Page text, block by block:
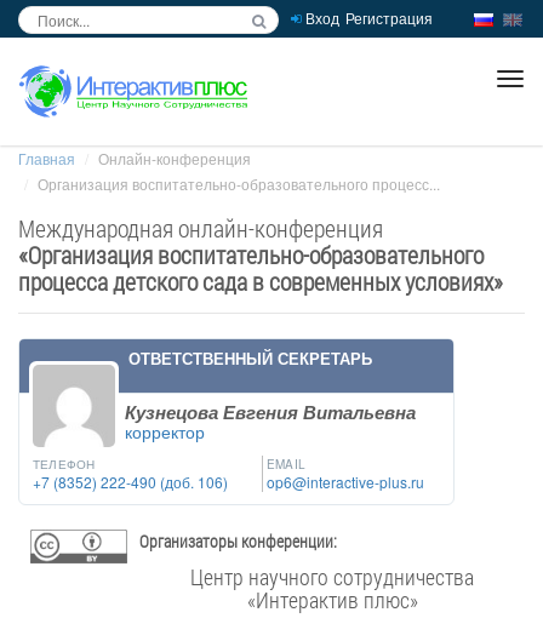
Вход Регистрация
Главная
Онлайн-конференция
Организация воспитательно-образовательного процесс...
Международная онлайн-конференция
«Организация воспитательно-образовательного
процесса детского сада в современных условиях»
ОТВЕТСТВЕННЫЙ СЕКРЕТАРЬ
Кузнецова Евгения Витальевна
корректор
ТЕЛЕФОН
+7 (8352) 222-490 (доб. 106)
EMAIL
op6@interactive-plus.ru
Организаторы конференции:
Центр научного сотрудничества
«Интерактив плюс»